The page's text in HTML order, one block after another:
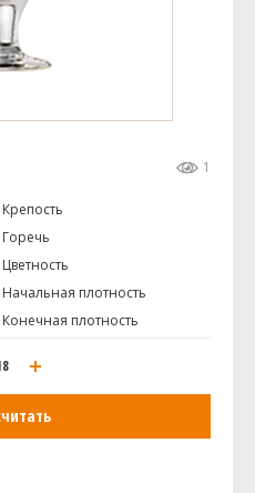
1
Крепость
Горечь
Цветность
Начальная плотность
Конечная плотность